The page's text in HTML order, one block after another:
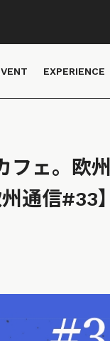
EXPERIENCE
フェ。欧
通信#33】